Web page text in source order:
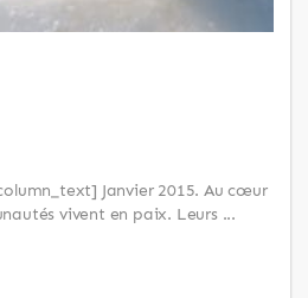
Janvier 2015. Au cœur
vivent en paix. Leurs ...